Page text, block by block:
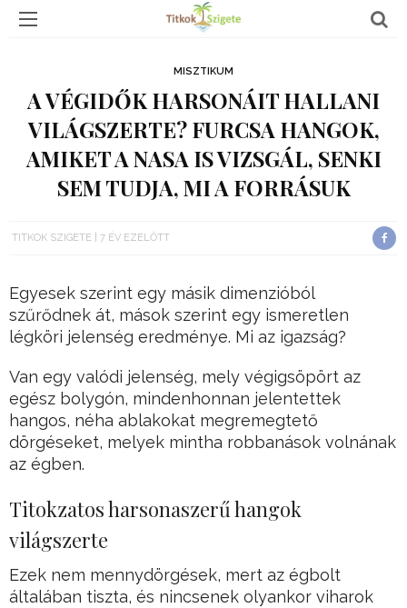
MISZTIKUM
A VÉGIDŐK HARSONÁIT HALLANI
VILÁGSZERTE? FURCSA HANGOK,
AMIKET A NASA IS VIZSGÁL, SENKI
SEM TUDJA, MI A FORRÁSUK
TITKOK SZIGETE 7 ÉV EZELŐTT
Egyesek szerint egy másik dimenzióból
szűrődnek át, mások szerint egy ismeretlen
légköri jelenség eredménye. Mi az igazság?
Van egy valódi jelenség, mely végigsöpört az
egész bolygón, mindenhonnan jelentettek
hangos, néha ablakokat megremegtető
dörgéseket, melyek mintha robbanások volnának
az égben.
Titokzatos harsonaszerű hangok
világszerte
Ezek nem mennydörgések, mert az égbolt
általában tiszta, és nincsenek olyankor viharok